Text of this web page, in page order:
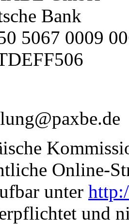
Bank
5067 0009
Online-
unter
und